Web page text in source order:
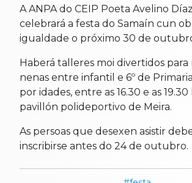
A ANPA do CEIP Poeta Avelino
celebrará a festa do Samaín cun
igualdade o próximo 30 de
Haberá talleres moi divertidos para
nenas entre infantil e 6º de
por idades, entre as 16.30 e as 19.30
pavillón polideportivo de Meira.
As persoas que desexen asistir
inscribirse antes do 24 de outubro.